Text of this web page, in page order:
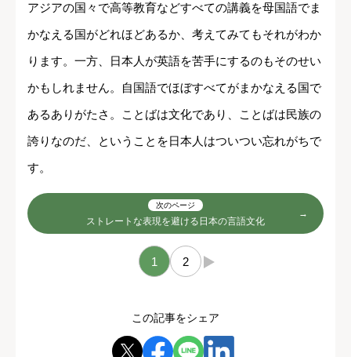
アジアの国々で高等教育などすべての講義を母国語でま
かなえる国がどれほどあるか、考えてみてもそれがわか
ります。一方、日本人が英語を苦手にするのもそのせい
かもしれません。自国語でほぼすべてがまかなえる国で
あるありがたさ。ことばは文化であり、ことばは民族の
誇りなのだ、ということを日本人はついつい忘れがちで
す。
次のページ
ストレートな表現を避ける日本の言語文化
1 2 →
この記事をシェア